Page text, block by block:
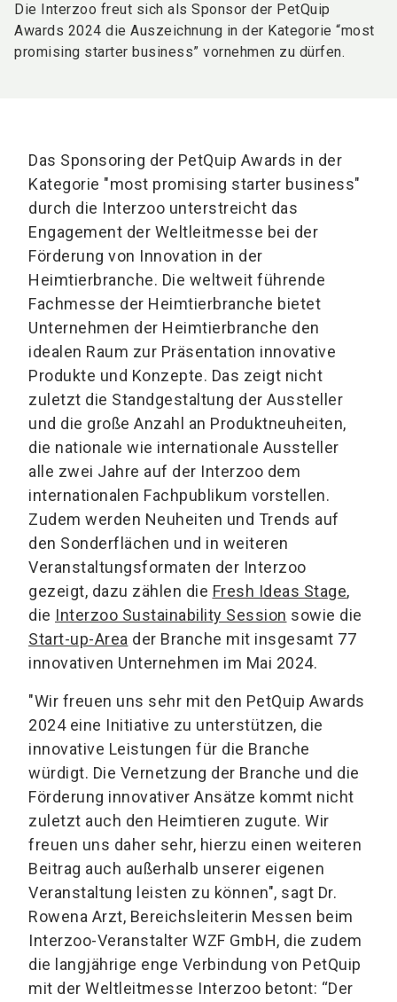
Die Interzoo freut sich als Sponsor der PetQuip
Awards 2024 die Auszeichnung in der Kategorie “most
promising starter business” vornehmen zu dürfen.
Das Sponsoring der PetQuip Awards in der
Kategorie "most promising starter business"
durch die Interzoo unterstreicht das
Engagement der Weltleitmesse bei der
Förderung von Innovation in der
Heimtierbranche. Die weltweit führende
Fachmesse der Heimtierbranche bietet
Unternehmen der Heimtierbranche den
idealen Raum zur Präsentation innovative
Produkte und Konzepte. Das zeigt nicht
zuletzt die Standgestaltung der Aussteller
und die große Anzahl an Produktneuheiten,
die nationale wie internationale Aussteller
alle zwei Jahre auf der Interzoo dem
internationalen Fachpublikum vorstellen.
Zudem werden Neuheiten und Trends auf
den Sonderflächen und in weiteren
Veranstaltungsformaten der Interzoo
gezeigt, dazu zählen die Fresh Ideas Stage,
die Interzoo Sustainability Session sowie die
Start-up-Area der Branche mit insgesamt 77
innovativen Unternehmen im Mai 2024.
"Wir freuen uns sehr mit den PetQuip Awards
2024 eine Initiative zu unterstützen, die
innovative Leistungen für die Branche
würdigt. Die Vernetzung der Branche und die
Förderung innovativer Ansätze kommt nicht
zuletzt auch den Heimtieren zugute. Wir
freuen uns daher sehr, hierzu einen weiteren
Beitrag auch außerhalb unserer eigenen
Veranstaltung leisten zu können", sagt Dr.
Rowena Arzt, Bereichsleiterin Messen beim
Interzoo-Veranstalter WZF GmbH, die zudem
die langjährige enge Verbindung von PetQuip
mit der Weltleitmesse Interzoo betont: “Der